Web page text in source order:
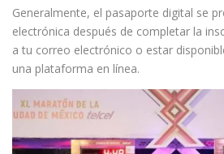
Generalmente, el pasaporte digital se
electrónica después de completar la
a tu correo electrónico o estar
una plataforma en línea.